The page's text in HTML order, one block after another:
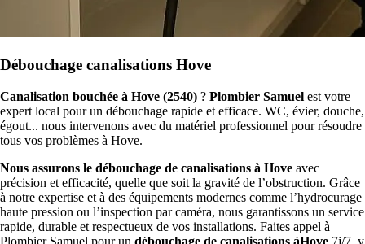
Débouchage canalisations Hove
Canalisation bouchée à Hove (2540) ? Plombier Samuel est votre
expert local pour un débouchage rapide et efficace. WC, évier, douche,
égout... nous intervenons avec du matériel professionnel pour résoudre
tous vos problèmes à Hove.
Nous assurons le débouchage de canalisations à Hove avec
précision et efficacité, quelle que soit la gravité de l’obstruction. Grâce
à notre expertise et à des équipements modernes comme l’hydrocurage
haute pression ou l’inspection par caméra, nous garantissons un service
rapide, durable et respectueux de vos installations. Faites appel à
Plombier Samuel pour un débouchage de canalisations àHove 7j/7, y